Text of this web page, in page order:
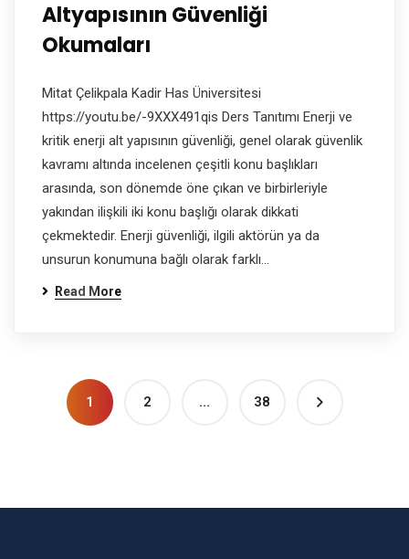
Altyapısının Güvenliği
Okumaları
Mitat Çelikpala Kadir Has Üniversitesi
https://youtu.be/-9XXX491qis Ders Tanıtımı Enerji ve
kritik enerji alt yapısının güvenliği, genel olarak güvenlik
kavramı altında incelenen çeşitli konu başlıkları
arasında, son dönemde öne çıkan ve birbirleriyle
yakından ilişkili iki konu başlığı olarak dikkati
çekmektedir. Enerji güvenliği, ilgili aktörün ya da
unsurun konumuna bağlı olarak farklı…
Read More
1 2 … 38